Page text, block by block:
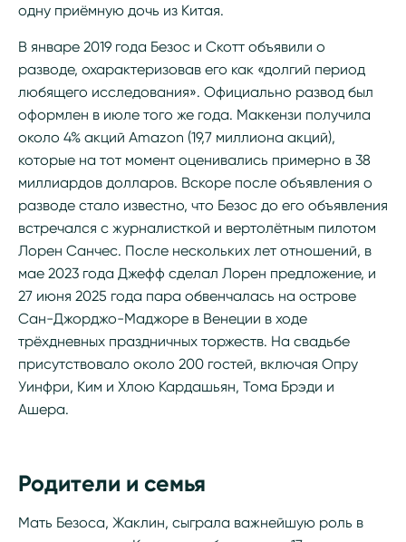
одну приёмную дочь из Китая.
В январе 2019 года Безос и Скотт объявили о
разводе, охарактеризовав его как «долгий период
любящего исследования». Официально развод был
оформлен в июле того же года. Маккензи получила
около 4% акций Amazon (19,7 миллиона акций),
которые на тот момент оценивались примерно в 38
миллиардов долларов. Вскоре после объявления о
разводе стало известно, что Безос до его объявления
встречался с журналисткой и вертолётным пилотом
Лорен Санчес. После нескольких лет отношений, в
мае 2023 года Джефф сделал Лорен предложение, и
27 июня 2025 года пара обвенчалась на острове
Сан-Джорджо-Маджоре в Венеции в ходе
трёхдневных праздничных торжеств. На свадьбе
присутствовало около 200 гостей, включая Опру
Уинфри, Ким и Хлою Кардашьян, Тома Брэди и
Ашера.
Родители и семья
Мать Безоса, Жаклин, сыграла важнейшую роль в